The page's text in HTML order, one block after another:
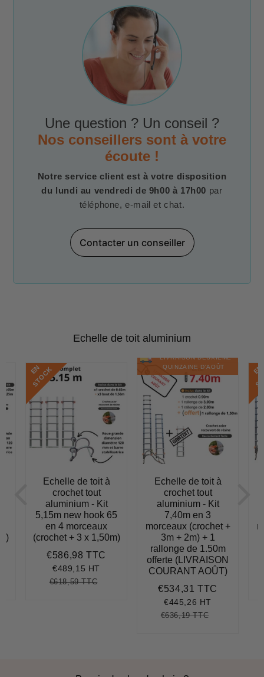
Une question ? Un conseil ?
Nos conseillers sont à votre
écoute !
Notre service client est à votre disposition
du lundi au vendredi de 9h00 à 17h00 par
téléphone, e-mail et chat.
Contacter un conseiller
Echelle de toit aluminium
E
N
S
T
O
C
K
Echelle de toit à
crochet tout
aluminium - Kit
5,15m new hook 65
en 4 morceaux
(crochet + 3 x 1,50m)
Prix
réduit
€586,98 TTC
€489,15 HT
Prix
€618,59 TTC€618,59
LIVRAISON DEUXIÈME
QUINZAINE D'AOÛT
Echelle de toit à
crochet tout
aluminium - Kit
7,40m en 3
morceaux (crochet +
3m + 2m) + 1
rallonge de 1.50m
offerte (LIVRAISON
COURANT AOÛT)
Prix
réduit
€534,31 TTC
€445,26 HT
Prix
€636,19 TTC€636,19
E
N
S
T
O
C